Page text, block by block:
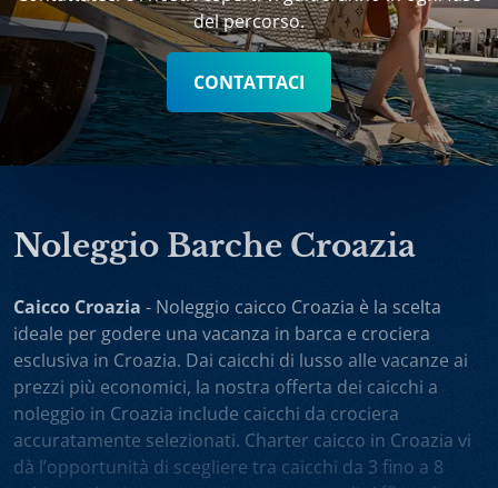
del percorso.
CONTATTACI
Noleggio Barche Croazia
Caicco Croazia - Noleggio caicco Croazia è la scelta
ideale per godere una vacanza in barca e crociera
esclusiva in Croazia. Dai caicchi di lusso alle vacanze ai
prezzi più economici, la nostra offerta dei caicchi a
noleggio in Croazia include caicchi da crociera
accuratamente selezionati. Charter caicco in Croazia vi
dà l’opportunità di scegliere tra caicchi da 3 fino a 8